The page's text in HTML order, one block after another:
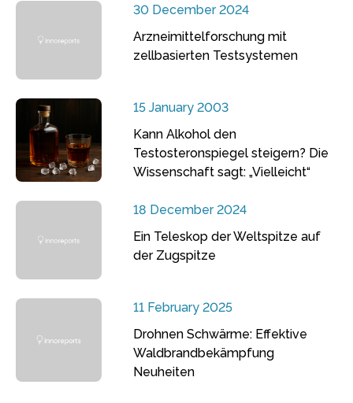
30 December 2024
Arzneimittelforschung mit
zellbasierten Testsystemen
15 January 2003
Kann Alkohol den
Testosteronspiegel steigern? Die
Wissenschaft sagt: „Vielleicht“
18 December 2024
Ein Teleskop der Weltspitze auf
der Zugspitze
11 February 2025
Drohnen Schwärme: Effektive
Waldbrandbekämpfung
Neuheiten